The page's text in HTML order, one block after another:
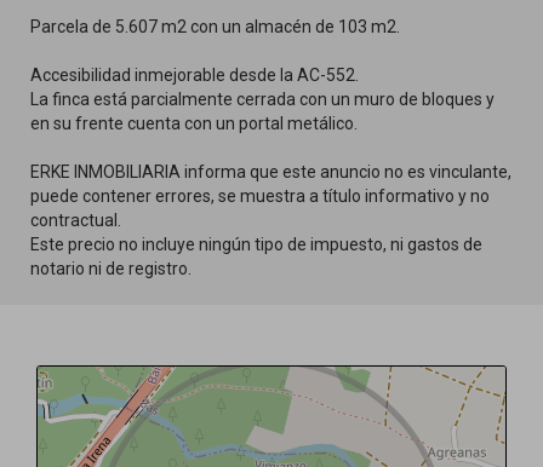
Parcela de 5.607 m2 con un almacén de 103 m2.
Accesibilidad inmejorable desde la AC-552.
La finca está parcialmente cerrada con un muro de bloques y
en su frente cuenta con un portal metálico.
ERKE INMOBILIARIA informa que este anuncio no es vinculante,
puede contener errores, se muestra a título informativo y no
contractual.
Este precio no incluye ningún tipo de impuesto, ni gastos de
notario ni de registro.